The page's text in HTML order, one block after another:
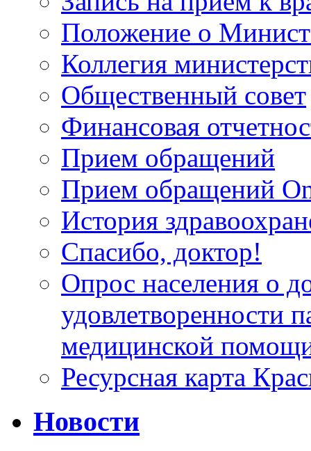
Положение о
Коллегия
Общественный совет
Финансовая
Прием обращений
Прием обращений
История
Спасибо, доктор!
Опрос населения о
удовлетворенности
медицинской
Ресурсная карта
Новости